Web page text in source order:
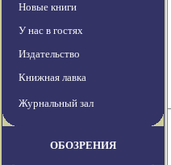
Новые книги
У нас в гостях
Издательство
Книжная лавка
Журнальный зал
ОБОЗРЕНИЯ